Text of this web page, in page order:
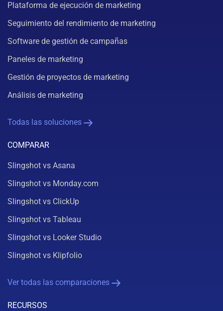
Plataforma de ejecución de marketing
Seguimiento del rendimiento de marketing
Software de gestión de campañas
Paneles de marketing
Gestión de proyectos de marketing
Análisis de marketing
Todas las soluciones
COMPARAR
Slingshot vs Asana
Slingshot vs Monday.com
Slingshot vs ClickUp
Slingshot vs Tableau
Slingshot vs Looker Studio
Slingshot vs Klipfolio
Ver todas las comparaciones
RECURSOS